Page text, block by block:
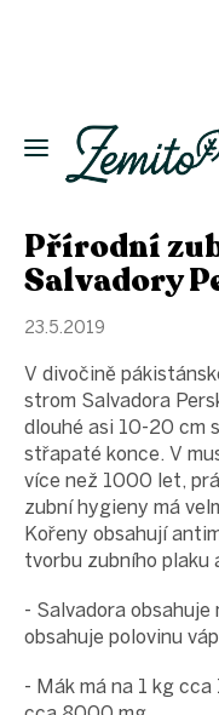
Eko
domácnost
Kosmetika
Eko
láhve
Akce
a ušetři
Novinky
Vánoce
Přihlášení
Přírodní
Salvadory
23.5.2019
V divočině
strom Salvadora
dlouhé asi 10-20 cm
střapaté konce. V
více než 1000 let,
zubní hygieny má
Kořeny obsahují
tvorbu zubního plaku
- Salvadora
obsahuje polovinu
- Mák má na 1 kg